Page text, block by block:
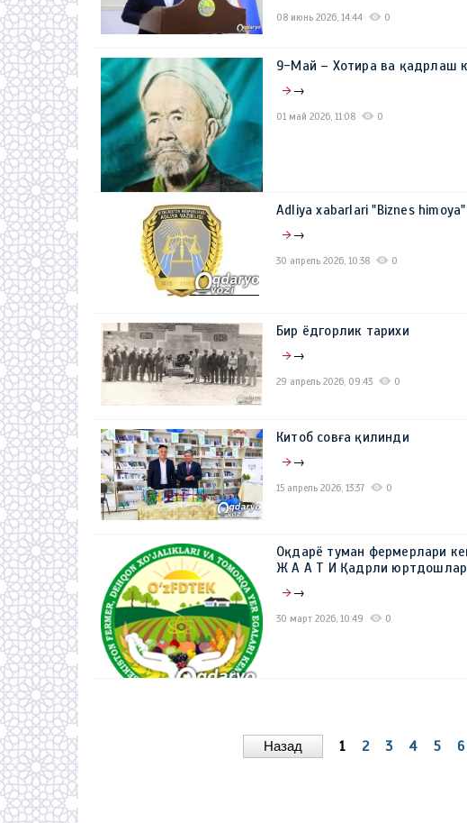
08 июнь 2026, 14:44 0
9-Май – Хотира ва қадрлаш
→
01 май 2026, 11:08 0
Adliya xabarlari "Biznes
→
30 апрель 2026, 10:38 0
Бир ёдгорлик тарихи
→
29 апрель 2026, 09:43 0
Китоб совға қилинди
→
15 апрель 2026, 13:37 0
Оқдарё туман фермерлари
Ж А А Т И Қадрли
→
30 март 2026, 10:49 0
Назад 1 2 3 4 5 6